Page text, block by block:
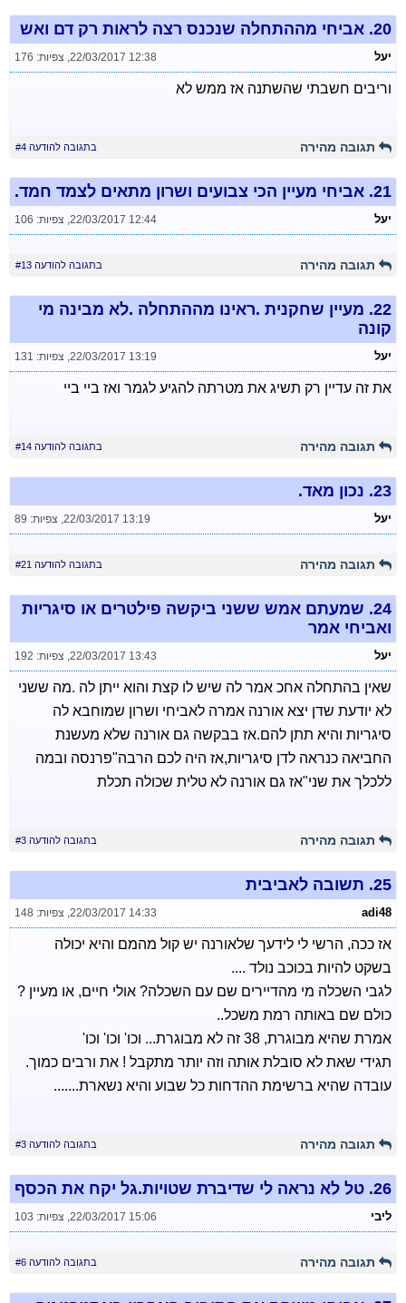
20. אביחי מההתחלה שנכנס רצה לראות רק דם ואש
יעל 22/03/2017 12:38
, צפיות: 176
וריבים חשבתי שהשתנה אז ממש לא
תגובה מהירה בתגובה להודעה #4
21. אביחי מעיין הכי צבועים ושרון מתאים לצמד חמד.
יעל 22/03/2017 12:44
, צפיות: 106
תגובה מהירה בתגובה להודעה #13
22. מעיין שחקנית .ראינו מההתחלה .לא מבינה מי
קונה
יעל 22/03/2017 13:19
, צפיות: 131
את זה עדיין רק תשיג את מטרתה להגיע לגמר ואז ביי ביי
תגובה מהירה בתגובה להודעה #14
23. נכון מאד.
יעל 22/03/2017 13:19
, צפיות: 89
תגובה מהירה בתגובה להודעה #21
24. שמעתם אמש ששני ביקשה פילטרים או סיגריות
ואביחי אמר
יעל 22/03/2017 13:43
, צפיות: 192
שאין בהתחלה אחכ אמר לה שיש לו קצת והוא ייתן לה .מה ששני
לא יודעת שדן יצא אורנה אמרה לאביחי ושרון שמוחבא לה
סיגריות והיא תתן להם.אז בבקשה גם אורנה שלא מעשנת
החביאה כנראה לדן סיגריות,אז היה לכם הרבה"פרנסה ובמה
ללכלך את שני"אז גם אורנה לא טלית שכולה תכלת
תגובה מהירה בתגובה להודעה #3
25. תשובה לאביבית
adi48
22/03/2017 14:33
, צפיות: 148
אז ככה, הרשי לי לידעך שלאורנה יש קול מהמם והיא יכולה
בשקט להיות בכוכב נולד ....
לגבי השכלה מי מהדיירים שם עם השכלה? אולי חיים, או מעיין ?
כולם שם באותה רמת משכל..
אמרת שהיא מבוגרת, 38 זה לא מבוגרת... וכו' וכו' וכו'
תגידי שאת לא סובלת אותה וזה יותר מתקבל ! את ורבים כמוך.
עובדה שהיא ברשימת ההדחות כל שבוע והיא נשארת.......
תגובה מהירה בתגובה להודעה #3
26. טל לא נראה לי שדיברת שטויות.גל יקח את הכסף
ליבי 22/03/2017 15:06
, צפיות: 103
תגובה מהירה בתגובה להודעה #6